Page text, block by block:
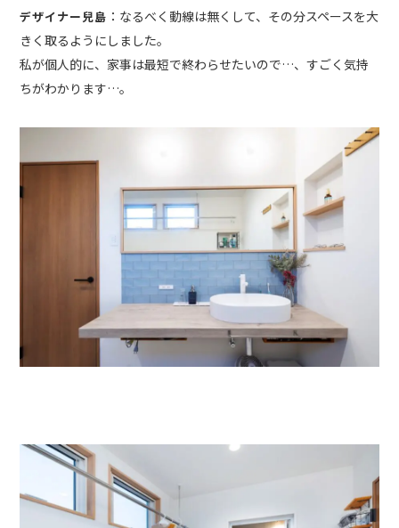
デザイナー兒島 ：なるべく動線は無くして、その分スペースを大
きく取るようにしました。
私が個人的に、家事は最短で終わらせたいので…、すごく気持
ちがわかります…。